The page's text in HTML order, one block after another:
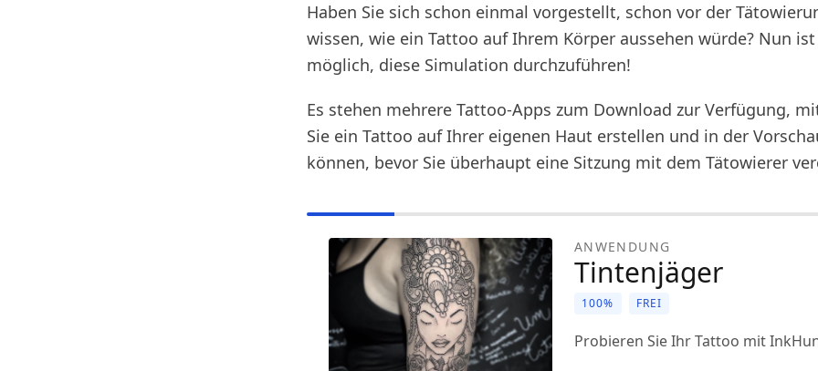
Haben Sie sich schon einmal vorgestellt, schon vor der
wissen, wie ein Tattoo auf Ihrem Körper aussehen würde? Nun
möglich, diese Simulation durchzuführen!
Es stehen mehrere Tattoo-Apps zum Download zur Verfügung,
Sie ein Tattoo auf Ihrer eigenen Haut erstellen und in der
können, bevor Sie überhaupt eine Sitzung mit dem Tätowierer
ANWENDUNG
Tintenjäger
100% FREI
Probieren Sie Ihr Tattoo mit